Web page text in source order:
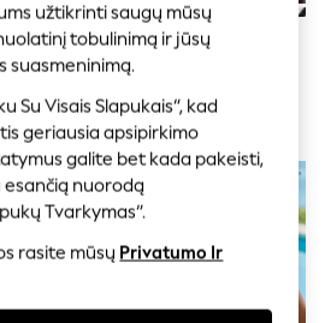
& Swimwear
Juoda/Cream Delno Spalva -
Laiduotas Bikinio Viršus Su
užtikrinti saugų mūsų
tobulinimą ir jūsų
suasmeninimą.
Su Visais Slapukais“, kad
geriausia apsipirkimo
galite bet kada pakeisti,
nuorodą
Tvarkymas“.
rasite mūsų Privatumo Ir